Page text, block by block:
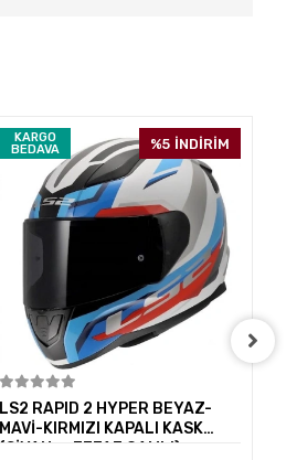
KARGO
BEDAVA
%5 İNDİRİM
LS2 RAPID 2 HYPER BEYAZ-
MAVİ-KIRMIZI KAPALI KASK
(SİYAH+ŞEFFAF CAMLI)